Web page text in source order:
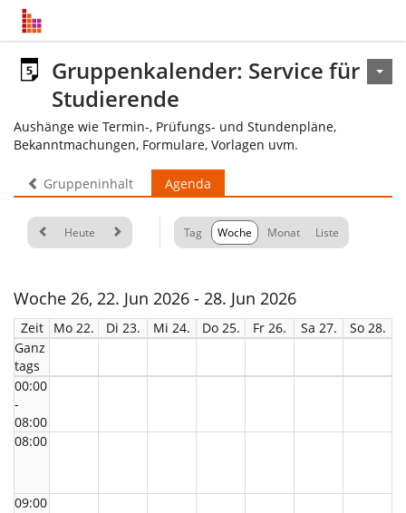
Gruppenkalender: Service für
Studierende
Aushänge wie Termin-, Prüfungs- und Stundenpläne,
Bekanntmachungen, Formulare, Vorlagen uvm.
Gruppeninhalt Agenda
Heute Tag Woche Monat Liste
Woche 26, 22. Jun 2026 - 28. Jun 2026
Zeit Mo 22. Di 23. Mi 24. Do 25. Fr 26. Sa 27.
So 28.
Ganz
tags
00:00
-
08:00
08:00
09:00